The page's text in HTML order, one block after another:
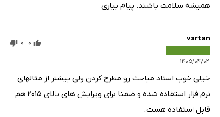
9-3- تحلیل هارمونیکی با نرم‌افزار.
9-5- بخش انتهایی
فصل دهم: جایابی بهینه خازن
فصل یازدهم: شبکه توزیع..
11-1- انواع بار نامتقارن در شبکه توزیع.
همیشه سلامت باشند. پیام بیاری
vartan
۱۴۰۵/۰۴/۰۲
0
0
خیلی خوب استاد مباحث رو مطرح کردن ولی بیشتر از مثالهای
نرم فزار استفاده شده و ضمنا برای ویرایش های بالای ۲۰۱۵ هم
قابل استفاده هست.